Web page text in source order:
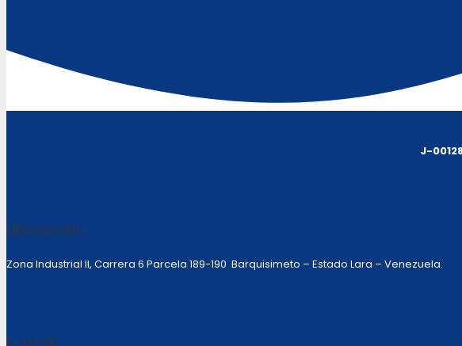
J-
Ubicación:
Zona Industrial II, Carrera 6 Parcela 189-190 Barquisimeto – Estado Lara – Venezuela.